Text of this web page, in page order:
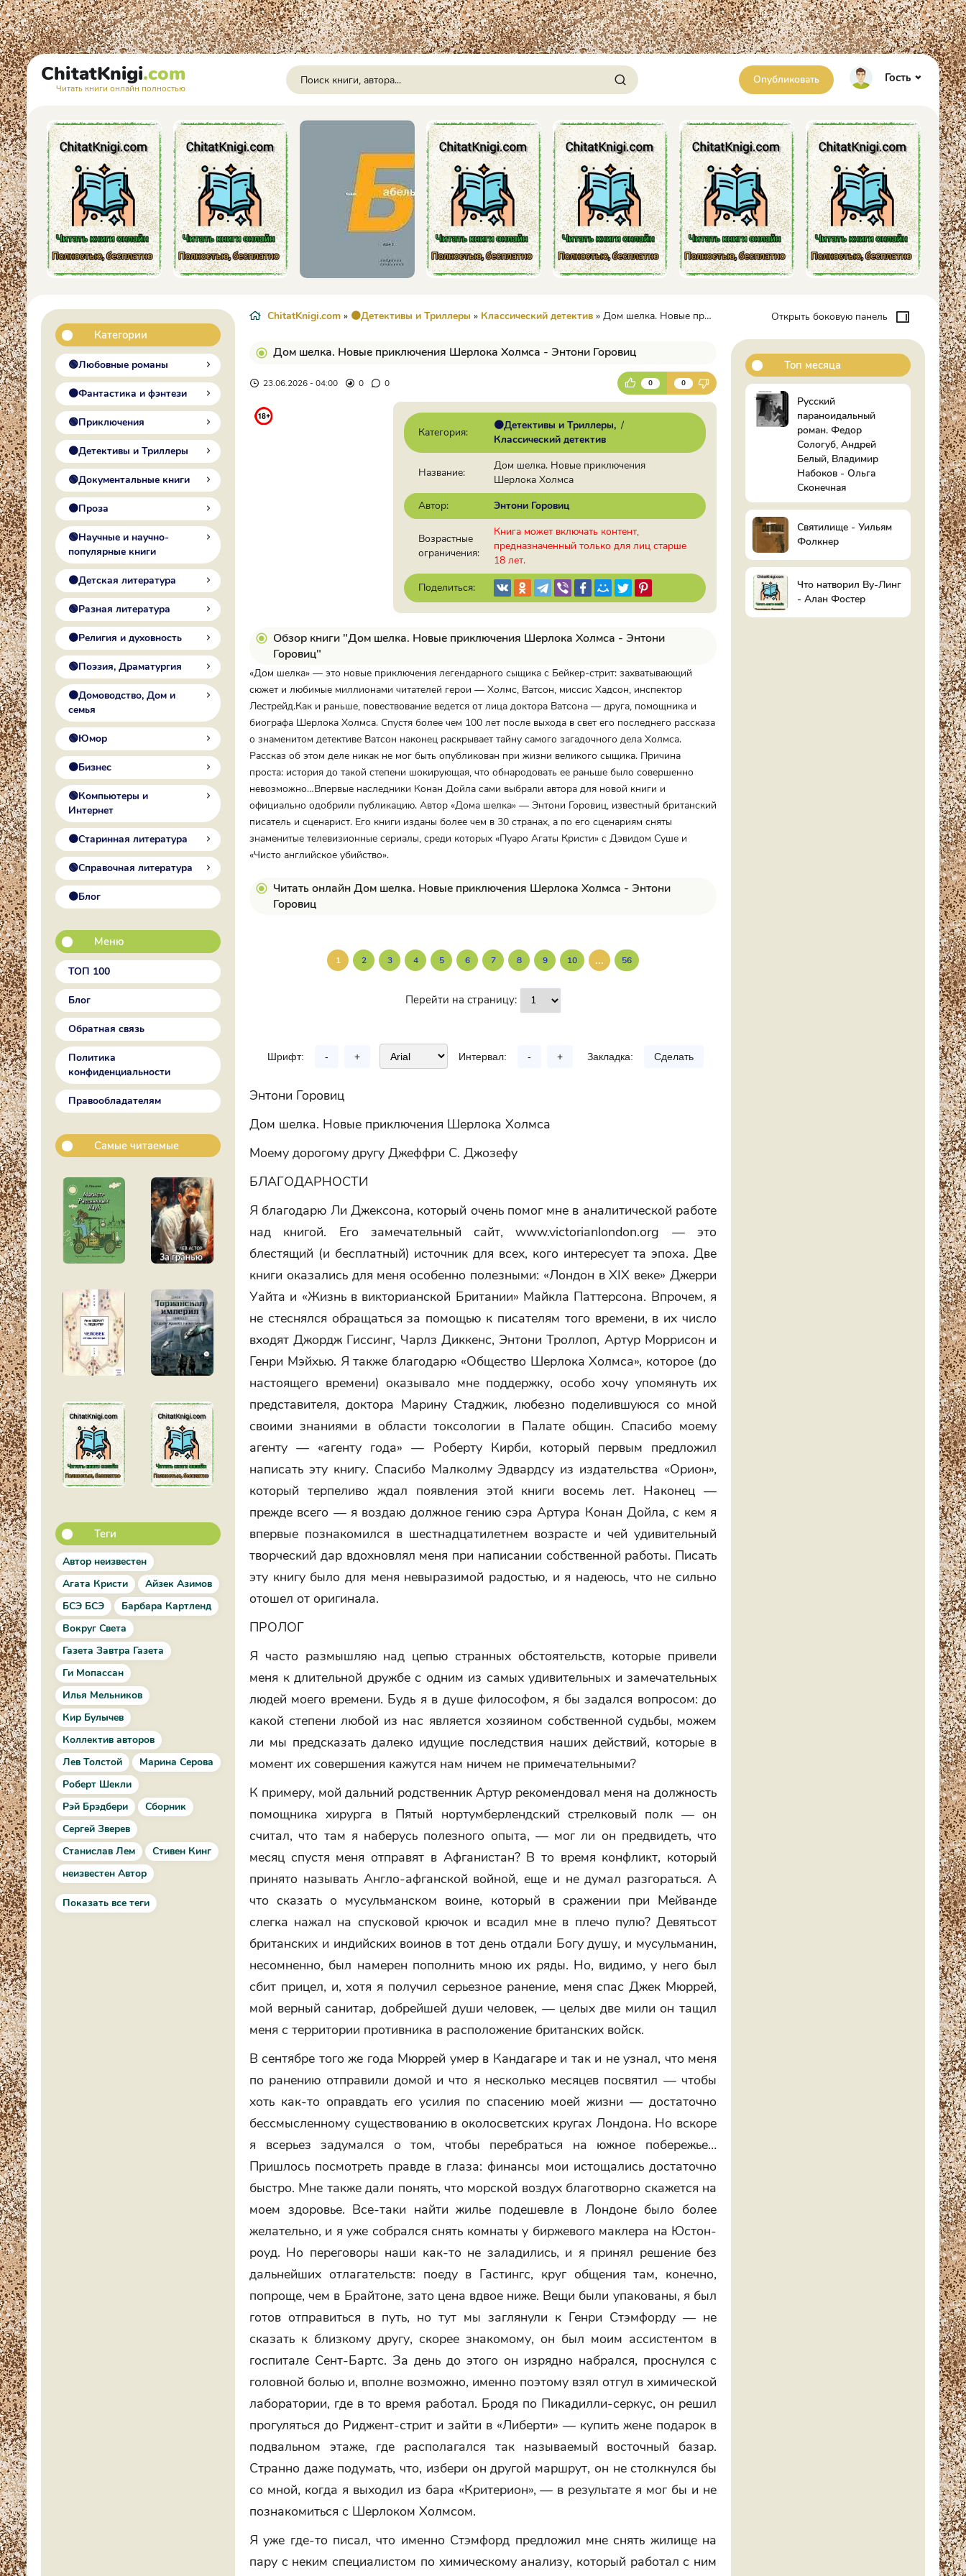
ChitatKnigi.com
Читать книги онлайн полностью
Опубликовать Гость
Категории
🟢Любовные романы
🟠Фантастика и фэнтези
🟢Приключения
🟠Детективы и Триллеры
🟢Документальные книги
🟠Проза
🟢Научные и научно-
популярные книги
🟠Детская литература
🟢Разная литература
🟠Религия и духовность
🟢Поэзия, Драматургия
🟠Домоводство, Дом и
семья
🟢Юмор
🟠Бизнес
🟢Компьютеры и
Интернет
🟠Старинная литература
🟢Справочная литература
🟠Блог
Меню
ТОП 100
Блог
Обратная связь
Политика
конфиденциальности
Правообладателям
Самые читаемые
Теги
Автор неизвестен
Агата Кристи
Айзек Азимов
БСЭ БСЭ
Барбара Картленд
Вокруг Света
Газета Завтра Газета
Ги Мопассан
Илья Мельников
Кир Булычев
Коллектив авторов
Лев Толстой
Марина Серова
Роберт Шекли
Рэй Брэдбери
Сборник
Сергей Зверев
Станислав Лем
Стивен Кинг
неизвестен Автор
Показать все теги
ChitatKnigi.com » 🟠Детективы и Триллеры » Классический детектив » Дом шелка. Новые приключения Шерлока Холмса - Энтони Горовиц
Дом шелка. Новые приключения Шерлока Холмса - Энтони Горовиц
23.06.2026 - 04:00 0 0 0 0
Категория:
🟠Детективы и Триллеры /
Классический детектив
Название:
Дом шелка. Новые приключения
Шерлока Холмса
Автор:
Энтони Горовиц
Возрастные
ограничения:
Книга может включать контент,
предназначенный только для лиц старше
18 лет.
Поделиться:
Обзор книги "Дом шелка. Новые приключения Шерлока Холмса - Энтони
Горовиц"
«Дом шелка» — это новые приключения легендарного сыщика с Бейкер-стрит: захватывающий
сюжет и любимые миллионами читателей герои — Холмс, Ватсон, миссис Хадсон, инспектор
Лестрейд.Как и раньше, повествование ведется от лица доктора Ватсона — друга, помощника и
биографа Шерлока Холмса. Спустя более чем 100 лет после выхода в свет его последнего рассказа
о знаменитом детективе Ватсон наконец раскрывает тайну самого загадочного дела Холмса.
Рассказ об этом деле никак не мог быть опубликован при жизни великого сыщика. Причина
проста: история до такой степени шокирующая, что обнародовать ее раньше было совершенно
невозможно…Впервые наследники Конан Дойла сами выбрали автора для новой книги и
официально одобрили публикацию. Автор «Дома шелка» — Энтони Горовиц, известный британский
писатель и сценарист. Его книги изданы более чем в 30 странах, а по его сценариям сняты
знаменитые телевизионные сериалы, среди которых «Пуаро Агаты Кристи» с Дэвидом Суше и
«Чисто английское убийство».
Читать онлайн Дом шелка. Новые приключения Шерлока Холмса - Энтони
Горовиц
1 2 3 4 5 6 7 8 9 10 ... 56
Перейти на страницу:
Шрифт: - + Интервал: - + Закладка: Сделать
Энтони Горовиц
Дом шелка. Новые приключения Шерлока Холмса
Моему дорогому другу Джеффри С. Джозефу
БЛАГОДАРНОСТИ
Я благодарю Ли Джексона, который очень помог мне в аналитической работе
над книгой. Его замечательный сайт, www.victorianlondon.org — это
блестящий (и бесплатный) источник для всех, кого интересует та эпоха. Две
книги оказались для меня особенно полезными: «Лондон в XIX веке» Джерри
Уайта и «Жизнь в викторианской Британии» Майкла Паттерсона. Впрочем, я
не стеснялся обращаться за помощью к писателям того времени, в их число
входят Джордж Гиссинг, Чарлз Диккенс, Энтони Троллоп, Артур Моррисон и
Генри Мэйхью. Я также благодарю «Общество Шерлока Холмса», которое (до
настоящего времени) оказывало мне поддержку, особо хочу упомянуть их
представителя, доктора Марину Стаджик, любезно поделившуюся со мной
своими знаниями в области токсологии в Палате общин. Спасибо моему
агенту — «агенту года» — Роберту Кирби, который первым предложил
написать эту книгу. Спасибо Малколму Эдвардсу из издательства «Орион»,
который терпеливо ждал появления этой книги восемь лет. Наконец —
прежде всего — я воздаю должное гению сэра Артура Конан Дойла, с кем я
впервые познакомился в шестнадцатилетнем возрасте и чей удивительный
творческий дар вдохновлял меня при написании собственной работы. Писать
эту книгу было для меня невыразимой радостью, и я надеюсь, что не сильно
отошел от оригинала.
ПРОЛОГ
Я часто размышляю над цепью странных обстоятельств, которые привели
меня к длительной дружбе с одним из самых удивительных и замечательных
людей моего времени. Будь я в душе философом, я бы задался вопросом: до
какой степени любой из нас является хозяином собственной судьбы, можем
ли мы предсказать далеко идущие последствия наших действий, которые в
момент их совершения кажутся нам ничем не примечательными?
К примеру, мой дальний родственник Артур рекомендовал меня на должность
помощника хирурга в Пятый нортумберлендский стрелковый полк — он
считал, что там я наберусь полезного опыта, — мог ли он предвидеть, что
месяц спустя меня отправят в Афганистан? В то время конфликт, который
принято называть Англо-афганской войной, еще и не думал разгораться. А
что сказать о мусульманском воине, который в сражении при Мейванде
слегка нажал на спусковой крючок и всадил мне в плечо пулю? Девятьсот
британских и индийских воинов в тот день отдали Богу душу, и мусульманин,
несомненно, был намерен пополнить мною их ряды. Но, видимо, у него был
сбит прицел, и, хотя я получил серьезное ранение, меня спас Джек Мюррей,
мой верный санитар, добрейшей души человек, — целых две мили он тащил
меня с территории противника в расположение британских войск.
В сентябре того же года Мюррей умер в Кандагаре и так и не узнал, что меня
по ранению отправили домой и что я несколько месяцев посвятил — чтобы
хоть как-то оправдать его усилия по спасению моей жизни — достаточно
бессмысленному существованию в околосветских кругах Лондона. Но вскоре
я всерьез задумался о том, чтобы перебраться на южное побережье…
Пришлось посмотреть правде в глаза: финансы мои истощались достаточно
быстро. Мне также дали понять, что морской воздух благотворно скажется на
моем здоровье. Все-таки найти жилье подешевле в Лондоне было более
желательно, и я уже собрался снять комнаты у биржевого маклера на Юстон-
роуд. Но переговоры наши как-то не заладились, и я принял решение без
дальнейших отлагательств: поеду в Гастингс, круг общения там, конечно,
попроще, чем в Брайтоне, зато цена вдвое ниже. Вещи были упакованы, я был
готов отправиться в путь, но тут мы заглянули к Генри Стэмфорду — не
сказать к близкому другу, скорее знакомому, он был моим ассистентом в
госпитале Сент-Бартс. За день до этого он изрядно набрался, проснулся с
головной болью и, вполне возможно, именно поэтому взял отгул в химической
лаборатории, где в то время работал. Бродя по Пикадилли-серкус, он решил
прогуляться до Риджент-стрит и зайти в «Либерти» — купить жене подарок в
подвальном этаже, где располагался так называемый восточный базар.
Странно даже подумать, что, избери он другой маршрут, он не столкнулся бы
со мной, когда я выходил из бара «Критерион», — в результате я мог бы и не
познакомиться с Шерлоком Холмсом.
Я уже где-то писал, что именно Стэмфорд предложил мне снять жилище на
пару с неким специалистом по химическому анализу, который работал с ним
Открыть боковую панель
Топ месяца
Русский
параноидальный
роман. Федор
Сологуб, Андрей
Белый, Владимир
Набоков - Ольга
Сконечная
Святилище - Уильям
Фолкнер
Что натворил Ву-Линг
- Алан Фостер